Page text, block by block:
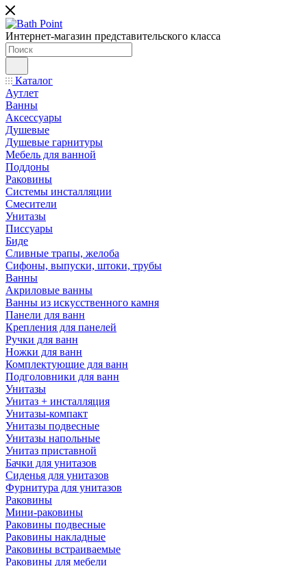
Интернет-магазин представительского класса
Каталог
Аутлет
Ванны
Аксессуары
Душевые
Душевые гарнитуры
Мебель для ванной
Поддоны
Раковины
Системы инсталляции
Смесители
Унитазы
Писсуары
Биде
Сливные трапы, желоба
Сифоны, выпуски, штоки, трубы
Ванны
Акриловые ванны
Ванны из искусственного камня
Панели для ванн
Крепления для панелей
Ручки для ванн
Ножки для ванн
Комплектующие для ванн
Подголовники для ванн
Унитазы
Унитаз + инсталляция
Унитазы-компакт
Унитазы подвесные
Унитазы напольные
Унитаз приставной
Бачки для унитазов
Сиденья для унитазов
Фурнитура для унитазов
Раковины
Мини-раковины
Раковины подвесные
Раковины накладные
Раковины встраиваемые
Раковины для мебели